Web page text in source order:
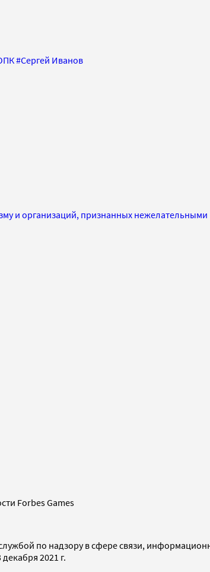
#Сергей Иванов
и организаций, признанных нежелательными
Forbes Games
по надзору в сфере связи,
2021 г.